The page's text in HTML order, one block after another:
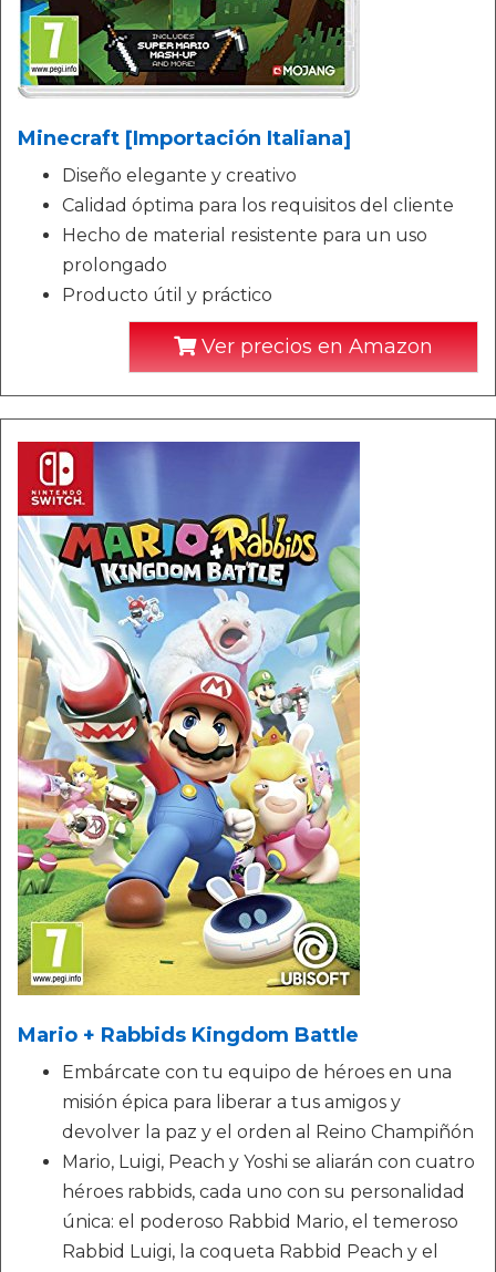
Minecraft [Importación Italiana]
Diseño elegante y creativo
Calidad óptima para los requisitos del cliente
Hecho de material resistente para un uso
prolongado
Producto útil y práctico
Ver precios en Amazon
Mario + Rabbids Kingdom Battle
Embárcate con tu equipo de héroes en una
misión épica para liberar a tus amigos y
devolver la paz y el orden al Reino Champiñón
Mario, Luigi, Peach y Yoshi se aliarán con cuatro
héroes rabbids, cada uno con su personalidad
única: el poderoso Rabbid Mario, el temeroso
Rabbid Luigi, la coqueta Rabbid Peach y el